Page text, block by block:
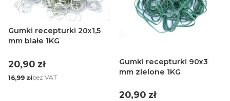
Gumki recepturki 20x1,5
mm białe 1KG
Cena
20,90 zł
Cena
16,99 złbez VAT
Gumki recepturki 90x3
mm zielone 1KG
Cena
20,90 zł